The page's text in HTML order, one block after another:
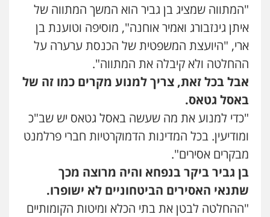
"המתווה שמציג בן גביר הוא המשך המתווה של
איתן גינזבורג ואמיר אוחנה", מוסיפה וטוענת בן
ארי, "היועצת המשפטית של הכנסת ערערה על
ההחלטה ולא קיבלה את המתווה".
אבל בכל זאת, צריך למנוע מקרים כמו זה של
באסל גטאס.
"כדי למנוע את מה שעשה באסל גטאס יש שב"כ
ומודיעין. בכל המדינות הדמוקרטיות חברי פרלמנט
מבקרים אסירים".
בן גביר ביקר בנפחא והיה מרוצה מכך
שתנאי האסירים הביטחוניים לא ישופרו.
"ההחלטה לבטן את בתי הכלא ומיטות הקומותיים
עו"ד אבי כהן
פלילי פשיעה חמורה קטינים אלימות
0523647066
ויקי שמואל – משרד עו"ד
0528959600
קורל קרוז – עורך דין פלילי
משפט פלילי
0545437431